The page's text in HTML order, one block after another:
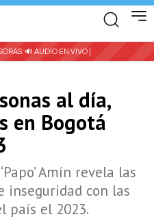
🔊 AUDIO EN VIVO |
al día,
en Bogotá
Amín revela las
inseguridad con las
país el 2023.